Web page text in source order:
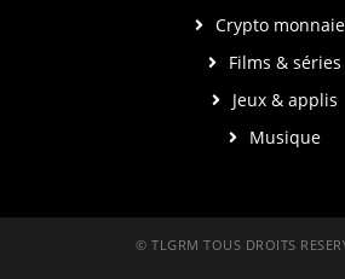
Crypto
Films & séries
Jeux & applis
Musique
© TLGRM TOUS DROITS